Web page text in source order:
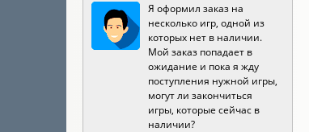
Я оформил заказ на
несколько игр, одной из
которых нет в наличии.
Мой заказ попадает в
ожидание и пока я жду
поступления нужной игры,
могут ли закончиться
игры, которые сейчас в
наличии?